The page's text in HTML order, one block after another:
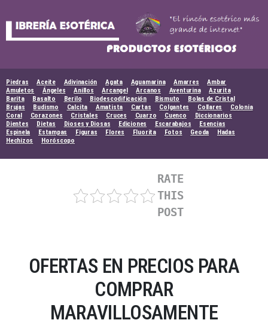
Piedras Aceite Adivinación Agata Aguamarina Amarres
Ambar
Amuletos
Ángeles Anillos Arcangel Arcanos Aventurina
Azurita
Barita
Basalto Berilo Biodescodificación Bismuto
Bolas de Cristal
Brujas
Budismo Calcita Amatista Cartas Colgantes Collares
Colonia
Coral
Corazones Cristales Cruces Cuarzo Cuenco
Diccionarios
Dientes
Dietas Dioses y Diosas Ediciones Escarabajos
Esencias
Espinela
Estampas Figuras Flores Fluorita Fotos Geoda
Hadas
Hechizos
Horóscopo
RATE
THIS
POST
OFERTAS EN PRECIOS PARA
COMPRAR
MARAVILLOSAMENTE